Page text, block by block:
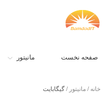
صفحه نخست مانیتور
خانه / مانیتور / گیگابایت